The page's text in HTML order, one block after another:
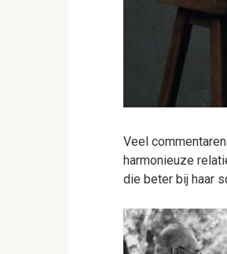
Veel
harmonieuze
die beter bij haar